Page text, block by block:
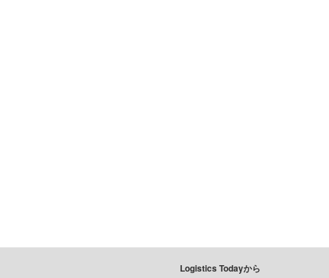
Logistics Todayから